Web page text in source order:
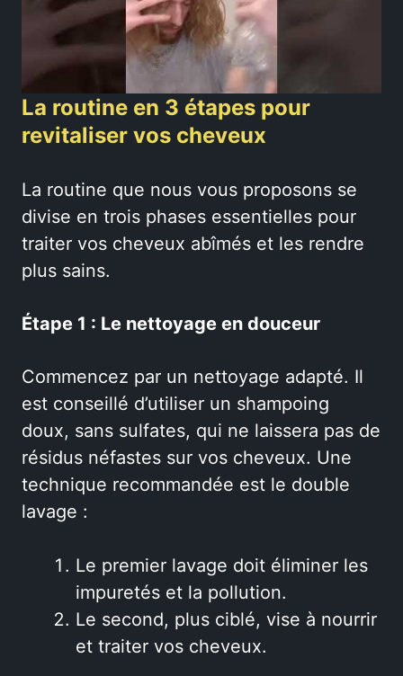
La routine en 3 étapes pour
revitaliser vos cheveux
La routine que nous vous proposons se
divise en trois phases essentielles pour
traiter vos cheveux abîmés et les rendre
plus sains.
Étape 1 : Le nettoyage en douceur
Commencez par un nettoyage adapté. Il
est conseillé d’utiliser un shampoing
doux, sans sulfates, qui ne laissera pas de
résidus néfastes sur vos cheveux. Une
technique recommandée est le double
lavage :
Le premier lavage doit éliminer les
impuretés et la pollution.
Le second, plus ciblé, vise à nourrir
et traiter vos cheveux.